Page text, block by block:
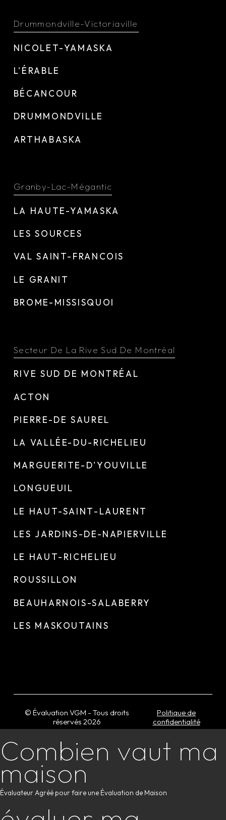
Drummondville-Victoriaville
NICOLET-YAMASKA
L'ÉRABLE
BÉCANCOUR
DRUMMONDVILLE
ARTHABASKA
Granby-Lac-Mégantic
LA HAUTE-YAMASKA
LES SOURCES
VAL SAINT-FRANCOIS
LE GRANIT
BROME-MISSISQUOI
Secteur De La Rive Sud De Montréal
RIVE SUD DE MONTRÉAL
ACTON
PIERRE-DE SAUREL
LA VALLÉE-DU-RICHELIEU
MARGUERITE-D'YOUVILLE
LONGUEUIL
LE HAUT-SAINT-LAURENT
LES JARDINS-DE-NAPIERVILLE
LE HAUT-RICHELIEU
ROUSSILLON
BEAUHARNOIS-SALABERRY
LES MASKOUTAINS
© Évaluation VGM - Tous droits
réservés 2026
Politique de
confidentialité
Combien vaut ma
maison
Évaluateur Agréé pour faire une Évaluation de Maison